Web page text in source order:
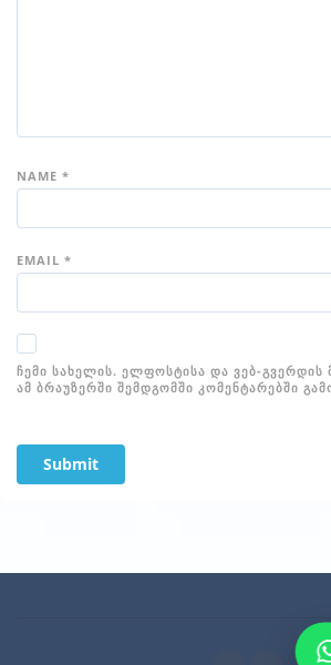
NAME *
EMAIL *
ᲩᲔᲛᲘ ᲡᲐᲮᲔᲚᲘᲡ. ᲔᲚᲤᲝᲡᲢᲘᲡᲐ ᲓᲐ ᲕᲔᲑ-ᲒᲕᲔᲠᲓᲘᲡ
ᲐᲛ ᲑᲠᲐᲣᲖᲔᲠᲨᲘ ᲨᲔᲛᲓᲒᲝᲛᲨᲘ ᲙᲝᲛᲔᲜᲢᲐᲠᲔᲑᲨᲘ